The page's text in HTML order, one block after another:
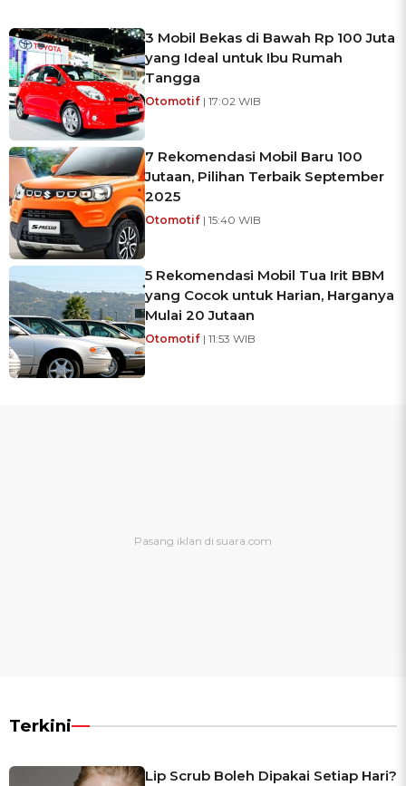
3 Mobil Bekas di Bawah Rp 100 Juta
yang Ideal untuk Ibu Rumah
Tangga
Otomotif | 17:02 WIB
7 Rekomendasi Mobil Baru 100
Jutaan, Pilihan Terbaik September
2025
Otomotif | 15:40 WIB
5 Rekomendasi Mobil Tua Irit BBM
yang Cocok untuk Harian, Harganya
Mulai 20 Jutaan
Otomotif | 11:53 WIB
Terkini
Lip Scrub Boleh Dipakai Setiap Hari?